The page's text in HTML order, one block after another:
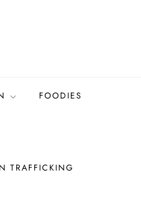
FOODIES
TRAFFICKING